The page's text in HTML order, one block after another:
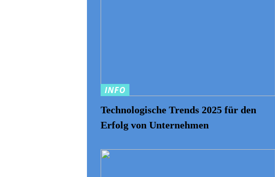
INFO
Technologische Trends 2025 für den
Erfolg von Unternehmen